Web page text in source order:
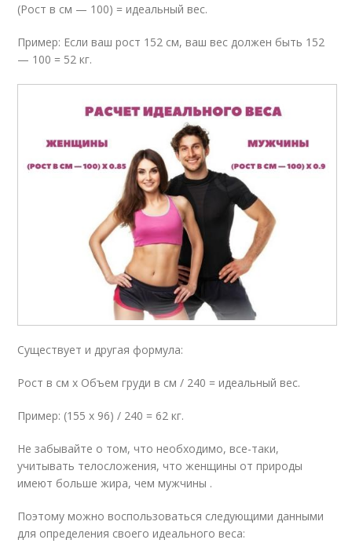
(Рост в см — 100) = идеальный вес.
Пример: Если ваш рост 152 см, ваш вес должен быть 152
— 100 = 52 кг.
Существует и другая формула:
Рост в см х Объем груди в см / 240 = идеальный вес.
Пример: (155 x 96) / 240 = 62 кг.
Не забывайте о том, что необходимо, все-таки,
учитывать телосложения, что женщины от природы
имеют больше жира, чем мужчины .
Поэтому можно воспользоваться следующими данными
для определения своего идеального веса: